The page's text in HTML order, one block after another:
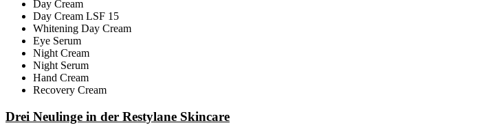
Day Cream
Day Cream LSF 15
Whitening Day Cream
Eye Serum
Night Cream
Night Serum
Hand Cream
Recovery Cream
Drei Neulinge in der Restylane Skincare